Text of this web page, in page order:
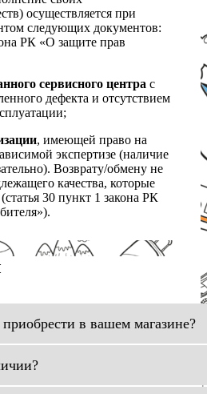
осуществляется при
следующих документов:
РК «О защите прав
сервисного центра с
дефекта и отсутствием
, имеющей право на
экспертизе (наличие
Возврату/обмену не
качества, которые
30 пункт 1 закона РК
в вашем магазине?